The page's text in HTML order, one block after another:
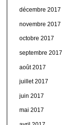
décembre 2017
novembre 2017
octobre 2017
septembre 2017
août 2017
juillet 2017
juin 2017
mai 2017